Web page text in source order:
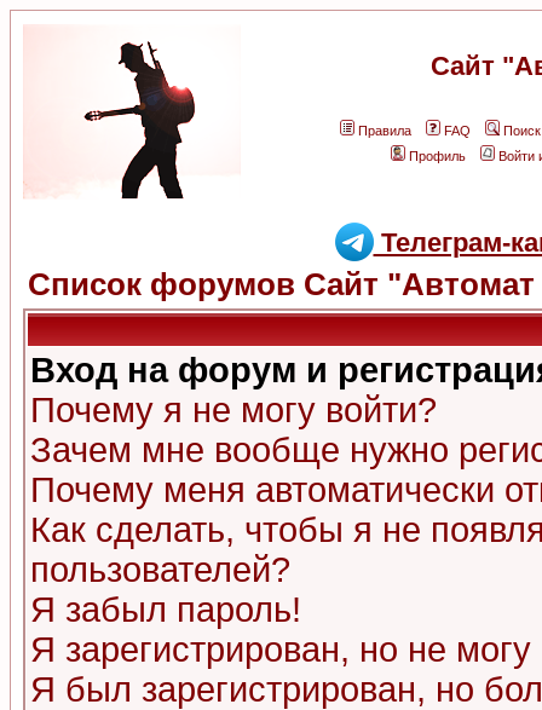
Сайт
Правила FAQ
Поиск
Профиль
Войти
Телеграм-
Список форумов Сайт "Автомат
Вход на форум и
Почему я не могу войти?
Зачем мне вообще нужно
Почему меня автоматически
Как сделать, чтобы я не
пользователей?
Я забыл пароль!
Я зарегистрирован, но не могу
Я был зарегистрирован, но